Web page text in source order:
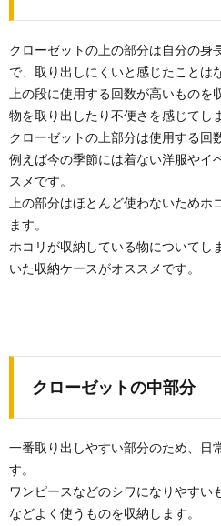
おもちゃの
せた片付け方
増え続けるおも
やすい収納では
クローゼッ
クローゼットの
整理整頓のコ
クローゼット
『奥行』を意
ースを使わなけ
クローゼットの上の部分は自分の身
で、取り出しにくいと感じたことは
上の段に使用する回数が高いもの
物を取り出したり不便さを感じてし
クローゼットの上部分は使用する回
例えば今の季節には着ない洋服やイ
スメです。
上の部分はほとんど使わないためホ
ます。
ホコリが収納している物についてし
いた収納ケースがオススメです。
クローゼットの中部分
一番取り出しやすい部分のため、日
す。
ワンピースなどのシワになりやすい
などよく使うものを収納します。